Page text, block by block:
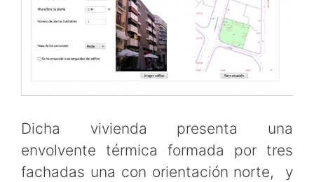
Dicha vivienda presenta una
envolvente térmica formada por tres
fachadas una con orientación norte, y